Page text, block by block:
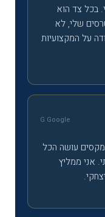
בכל צד הוא
שלי, לא
על המקצועיות
G Google
עושה הכל
אני ממליץ